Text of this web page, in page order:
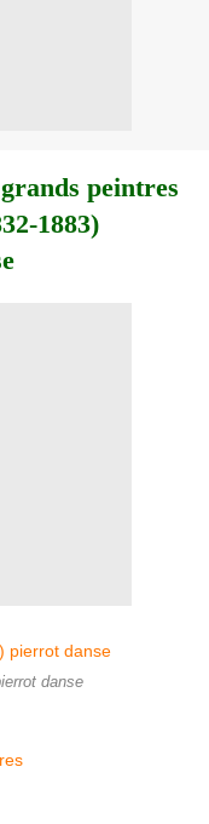
peintres
1883)
danse